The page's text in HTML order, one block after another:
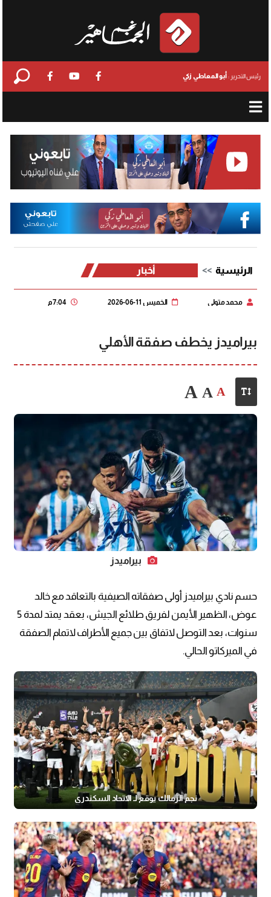
رئيس التحرير : أبو المعاطي زكي
الرئيسية أخبار
محمد متولي الخميس 11-06-2026 7:04 م
بيراميدز يخطف صفقة الأهلي
A
A
A
بيراميدز
حسم نادي بيراميدز أولى صفقاته الصيفية بالتعاقد مع خالد
عوض، الظهير الأيمن لفريق طلائع الجيش، بعقد يمتد لمدة 5
سنوات، بعد التوصل لاتفاق بين جميع الأطراف لاتمام الصفقة
في الميركاتو الحالي.
نجم الزمالك يوقع لـ الاتحاد السكندري